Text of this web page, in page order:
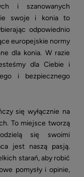
i szanowanych
swoje i konia to
odpowiednio
europejskie normy
dla konia. W razie
dla Ciebie i
i bezpiecznego
się wyłącznie na
To miejsce tworzą
się swoimi
jest naszą pasją.
starań, aby robić
pomysły i opinie,